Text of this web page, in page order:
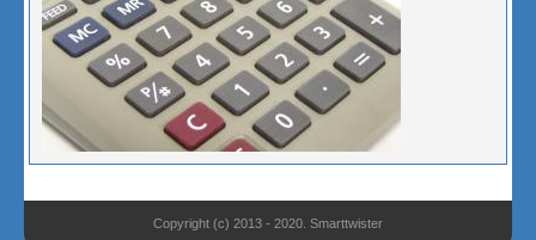
Copyright (c) 2013 - 2020. Smarttwister